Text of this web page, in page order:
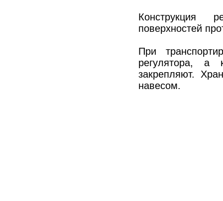
Конструкция
поверхностей
При
регулятора, а
закрепляют.
навесом.